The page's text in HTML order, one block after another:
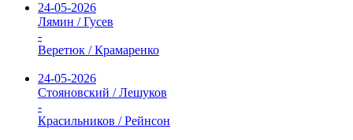
24-05-2026
Лямин / Гусев
-
Веретюк / Крамаренко
24-05-2026
Стояновский / Лешуков
-
Красильников / Рейнсон